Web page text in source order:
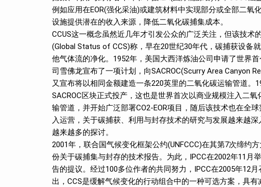
例如应用在EOR(强化采油)或建筑材料中实现部分或全部二氧
设施提供潜在的收入来源，降低二氧化碳捕集成本。
CCUS这一概念虽然近几年才引发公众的广泛关注，但该技
(Global Status of CCS)称，早在20世纪30年代，碳捕获设备
他气体流的净化。1952年，美国大西洋炼油公司申请了世界
司雪佛龙宣布了一项计划，向SACROC(Scurry Area Canyon
又宣布将以相同金额建造一条220英里的二氧化碳运输管道。
SACROC区块正式投产，这也是世界首次以商业规模注入二
输管道，并开始广泛部署CO2-EOR项目，随后该技术也在全
入运营，关于碳捕获、利用与封存技术的研究与发展越来越
越来越多的探讨。
2001年，联合国气候变化框架公约(UNFCCC)在其第7次缔约
份关于碳捕集与封存的技术报告。为此，IPCC在2002年11
告的提议。经过100多位作者的共同努力，IPCC在2005年12
出，CCS是缓解气候变化的行动组合中的一种可选方案，具